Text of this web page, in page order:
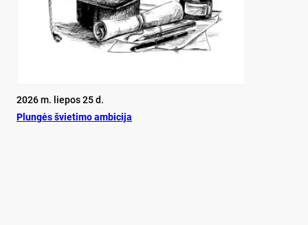
2026 m. liepos 25 d.
Plun­gės švie­ti­mo am­bi­ci­ja